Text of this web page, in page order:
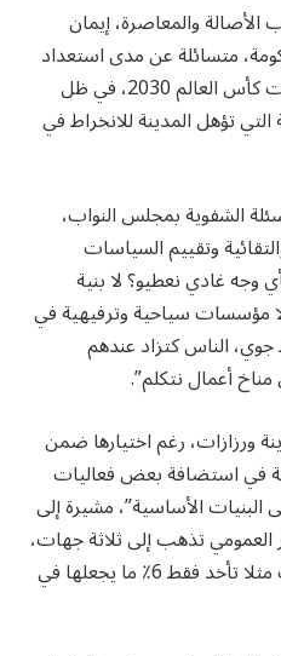
الأصالة والمعاصرة، إيمان
متسائلة عن مدى استعداد
مدينة ورزازات لاحتضان فعاليات كأس العالم 2030، في ظل
تؤهل المدينة للانخراط في
الشفوية بمجلس النواب،
وتقييم السياسات
وجه غادي نعطيو؟ لا بنية
مؤسسات سياحية وترفيهية في
الناس كتزاد عندهم
أعمال نتكلم”.
ورزازات، رغم اختيارها ضمن
في استضافة بعض فعاليات
تفتقر إلى البنيات الأساسية”، مشيرة إلى
العمومي تذهب إلى ثلاثة جهات،
في حين أنه جهة درعة تافيلالت مثلا تأخد فقط 6٪ ما يجعلها في